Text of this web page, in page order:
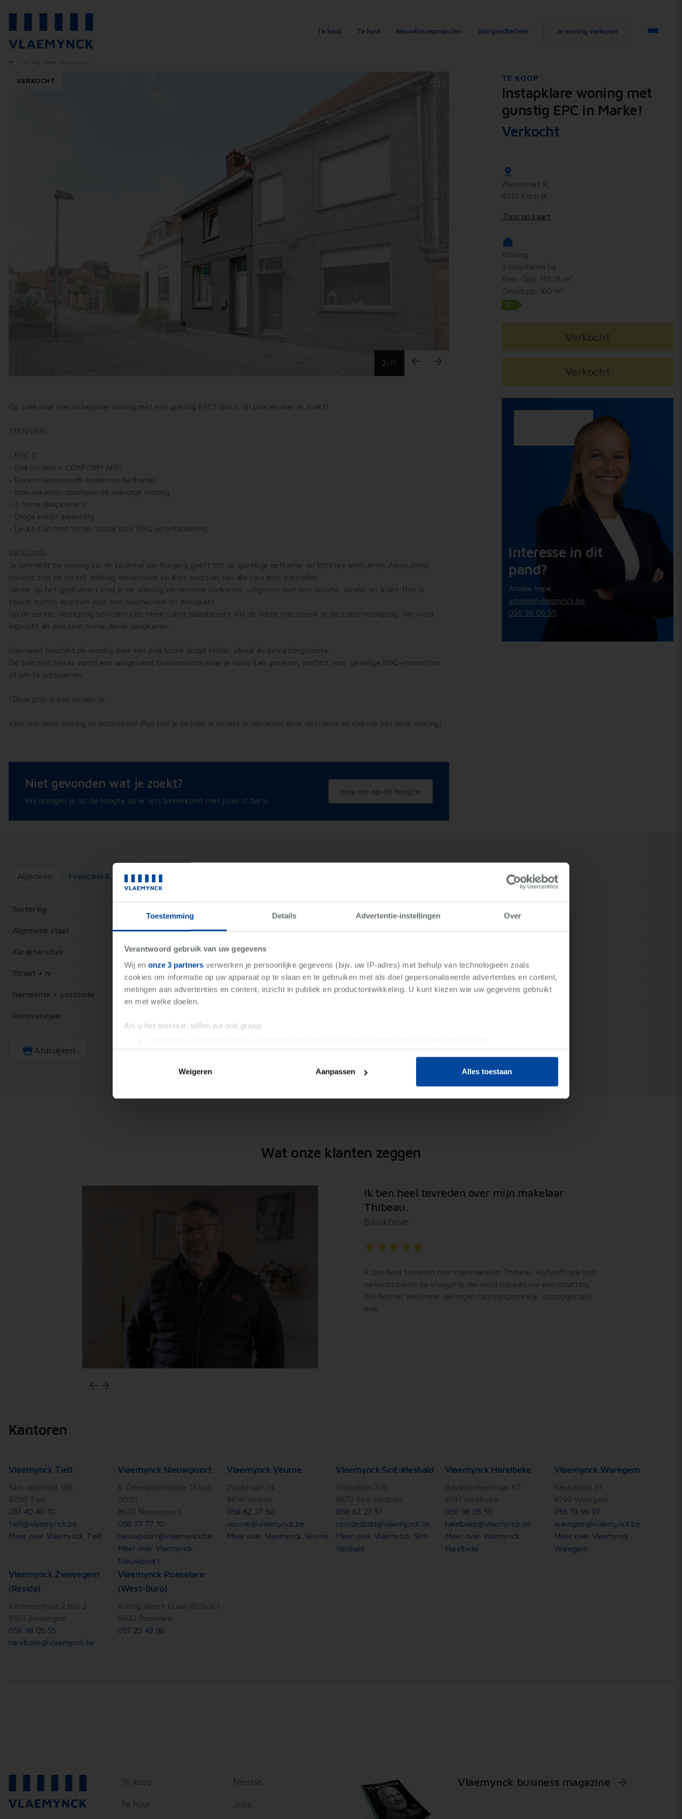
Toestemming Details Advertentie-instellingen Over
Verantwoord gebruik van uw gegevens
Wij en onze 3 partners verwerken je persoonlijke gegevens (bijv. uw IP-adres) met behulp van technologieën zoals
cookies om informatie op uw apparaat op te slaan en te gebruiken met als doel gepersonaliseerde advertenties en content,
metingen aan advertenties en content, inzicht in publiek en productontwikkeling. U kunt kiezen wie uw gegevens gebruikt
en met welke doelen.
Als u het toestaat, willen we ook graag:
Uw apparaat identificeren door het actief te scannen op specifieke eigenschappen (fingerprinting)
toestemming op elk moment wijzigen of intrekken in de Cookieverklaring.
Weigeren Aanpassen Alles toestaan
Te koop Te huur Nieuwbouwprojecten Vastgoedbeheer Je woning verkopen
Deze woning is reeds verkocht.
Terug naar overzicht
VERKOCHT
2/15 arrow_back arrow_forward
Op zoek naar een instapklare woning met een gunstig EPC? Dan is dit precies wat je zoekt!
TROEVEN:
- EPC C
- Elektriciteit = CONFORM AREI
- Recent vernieuwde keuken en badkamer
- Inbouwkasten doorheen de volledige woning
- 3 ruime slaapkamers
- Droge kelder aanwezig
- Leuke tuin met terras, ideaal voor BBQ en ontspanning
INDELING:
Je betreedt de woning via de inkomhal die toegang geeft tot de gezellige eetkamer en lichtrijke leefruimte. Aansluitend
bevindt zich de recent volledig vernieuwde keuken, voorzien van alle courante toestellen.
Verder op het gelijkvloers vind je de volledig vernieuwde badkamer, uitgerust met een douche, lavabo en toilet. Hier is
tevens ruimte voorzien voor een wasmachine en droogkast.
Op de eerste verdieping bevinden zich twee ruime slaapkamers. Via de vaste trap bereik je de zolderverdieping, die werd
ingericht als een zeer ruime derde slaapkamer.
Daarnaast beschikt de woning over een praktische droge kelder, ideaal als extra bergruimte.
De tuin met terras vormt een aangename buitenruimte waar je volop kan genieten, perfect voor gezellige BBQ-momenten
of om te ontspannen.
*Deze prijs is een instelprijs.
Klaar om deze woning te ontdekken? Plan snel je bezoek in en laat je verrassen door de ruimte en charme van deze woning!
TE KOOP
Instapklare woning met
gunstig EPC in Marke!
Verkocht
Zwinstraat 9,
8510 Kortrijk
Toon op kaart
Woning
3 slaapkamer(s)
Bew. Opp. 115.76 m²
Grondopp. 160 m²
C
Verkocht
Verkocht
Interesse in dit
pand?
Amélie Impe
amelie@vlaemynck.be
056 98 05 55
Niet gevonden wat je zoekt?
Wij brengen je op de hoogte als er iets binnenkomt met jouw criteria.
Hou me op de hoogte
Algemeen Financieel & Oppervlakte
Sortering
Algemene staat Instapklaar
Karakteristiek
Straat + nr Zwinstraat 9
Gemeente + postcode 8510 Kortrijk
Renovatiejaar
Afdrukken
Wat onze klanten zeggen
Ik ben heel tevreden over mijn makelaar
Thibeau.
Bavikhove
star star star star star
Ik ben heel tevreden over mijn makelaar Thibeau. Hij heeft ons huis
verkocht boven de vraagprijs die werd bepaald via een schatting.
We hebben veel meer gekregen dan oorspronkelijk vooropgesteld
was.
arrow_back arrow_forward
Kantoren
Vlaemynck Tielt
Sint-Janstraat 185
8700 Tielt
051 40 40 10
tielt@vlaemynck.be
Meer over Vlaemynck Tielt
Vlaemynck Nieuwpoort
R. Orlentpromenade 13 bus
00.01
8620 Nieuwpoort
058 77 77 10
nieuwpoort@vlaemynck.be
Meer over Vlaemynck
Nieuwpoort
Vlaemynck Veurne
Zuidstraat 74
8630 Veurne
058 62 27 50
veurne@vlaemynck.be
Meer over Vlaemynck Veurne
Vlaemynck Sint-Idesbald
Strandlaan 316
8670 Sint-Idesbald
058 62 27 51
sintidesbald@vlaemynck.be
Meer over Vlaemynck Sint-
Idesbald
Vlaemynck Harelbeke
Bavikhoofsestraat 87
8531 Harelbeke
056 98 05 55
harelbeke@vlaemynck.be
Meer over Vlaemynck
Harelbeke
Vlaemynck Waregem
Keukeldam 31
8790 Waregem
056 19 99 97
waregem@vlaemynck.be
Meer over Vlaemynck
Waregem
Vlaemynck Zwevegem
(Resida)
Vierkeerstraat 2 bus 2
8551 Zwevegem
056 98 05 55
harelbeke@vlaemynck.be
Vlaemynck Roeselare
(West-Buro)
Koning Albert I Laan 80 bus 1
8800 Roeselare
051 20 49 98
Te koop
Te huur
Nieuws
Jobs
Vlaemynck business magazine